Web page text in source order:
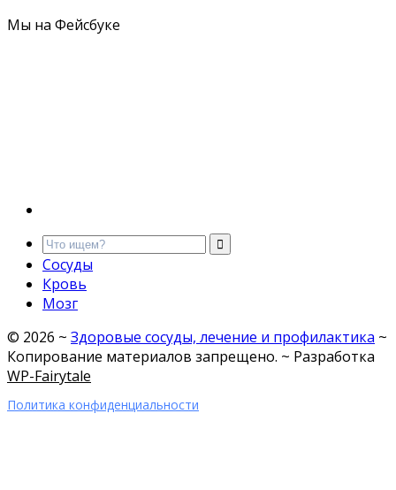
Мы на Фейсбуке
Сосуды
Кровь
Мозг
© 2026 ~ Здоровые сосуды, лечение и профилактика ~
Копирование материалов запрещено. ~ Разработка
WP-Fairytale
Политика конфиденциальности